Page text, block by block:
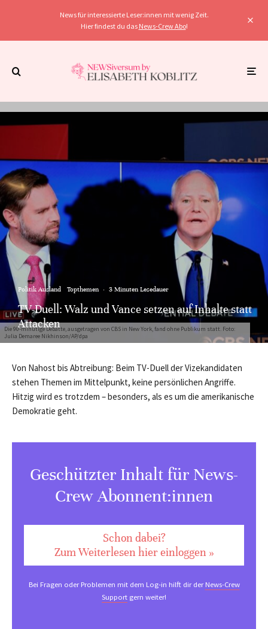
News für interessierte Leser:innen mit wenig Zeit.
Hier findest du das News-Crew Abo!
Die 90-minütige Debatte, ausgetragen von CBS in New York, fand ohne Publikum statt. Foto:
Julia Demaree Nikhinson/AP/dpa
Politik Ausland Topthemen · 3 Minuten Lesedauer
TV-Duell: Walz und Vance setzen auf Inhalte statt
Attacken
Von Nahost bis Abtreibung: Beim TV-Duell der Vizekandidaten
stehen Themen im Mittelpunkt, keine persönlichen Angriffe.
Hitzig wird es trotzdem – besonders, als es um die amerikanische
Demokratie geht.
Geschützter Inhalt für News-
Crew Abonnent:innen
Schon dabei?
Zum Weiterlesen hier einloggen »
Bei Fragen oder Problemen mit dem Log-in hilft dir derNews-Crew
Support gern weiter!